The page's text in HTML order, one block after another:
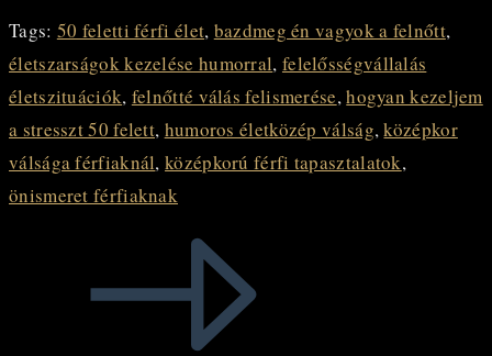
Tags: 50 feletti férfi élet, bazdmeg én vagyok a felnőtt,
életszarságok kezelése humorral, felelősségvállalás
életszituációk, felnőtté válás felismerése,hogyan kezeljem
a stresszt 50 felett, humoros életközép válság,középkor
válsága férfiaknál, középkorú férfi tapasztalatok,
önismeret férfiaknak